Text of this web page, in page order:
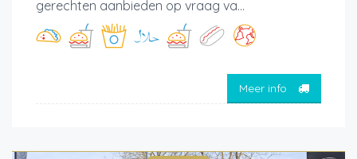
gerechten aanbieden op vraag va...
Meer info